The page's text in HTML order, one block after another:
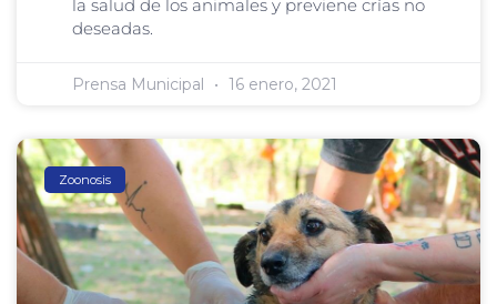
la salud de los animales y previene crías no
deseadas.
Prensa Municipal 16 enero, 2021
Zoonosis